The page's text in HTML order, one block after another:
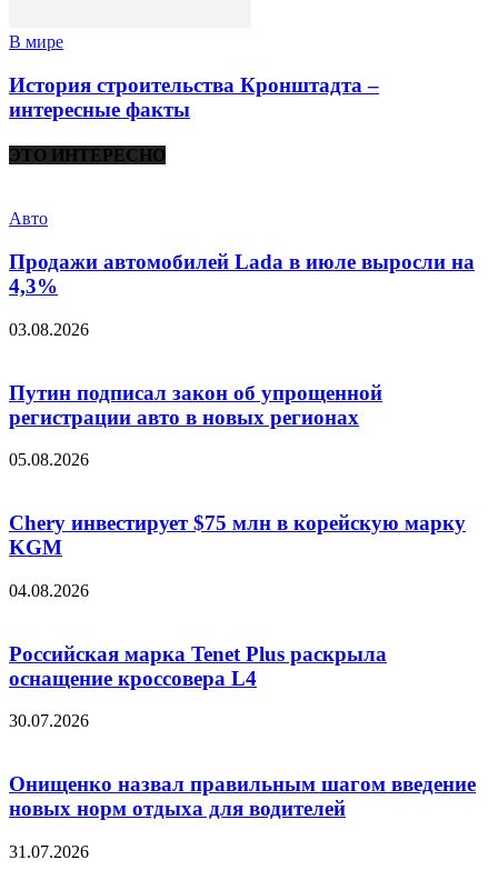
В мире
История строительства Кронштадта –
интересные факты
ЭТО ИНТЕРЕСНО
Авто
Продажи автомобилей Lada в июле выросли на
4,3%
03.08.2026
Путин подписал закон об упрощенной
регистрации авто в новых регионах
05.08.2026
Chery инвестирует $75 млн в корейскую марку
KGM
04.08.2026
Российская марка Tenet Plus раскрыла
оснащение кроссовера L4
30.07.2026
Онищенко назвал правильным шагом введение
новых норм отдыха для водителей
31.07.2026